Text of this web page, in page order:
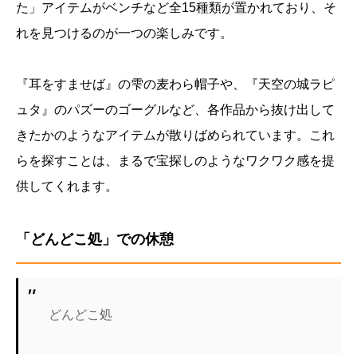
た」アイテムがベンチなど全15種類が置かれており、そ
れを見つけるのが一つの楽しみです。
『耳をすませば』の雫の麦わら帽子や、『天空の城ラピ
ュタ』のパズーのゴーグルなど、各作品から抜け出して
きたかのようなアイテムが散りばめられています。これ
らを探すことは、まるで宝探しのようなワクワク感を提
供してくれます。
「どんどこ処」での休憩
どんどこ処